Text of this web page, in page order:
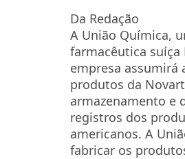
Da Redação
A União Química,
farmacêutica suíça
empresa assumirá
produtos da
armazenamento e
registros dos
americanos. A
fabricar os